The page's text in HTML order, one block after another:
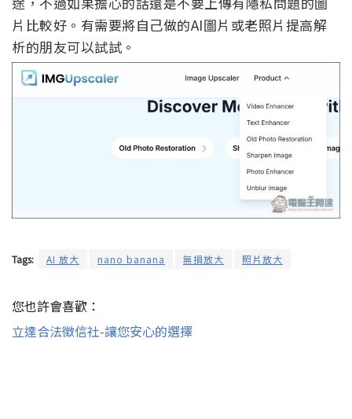
片比較好。有需要將自己做的AI圖片或老照片提高解
析的朋友可以試試。
Tags: AI 放大 nano banana 無損放大 照片放大
您也許會喜歡：
立達合法徵信社-讓您安心的選擇